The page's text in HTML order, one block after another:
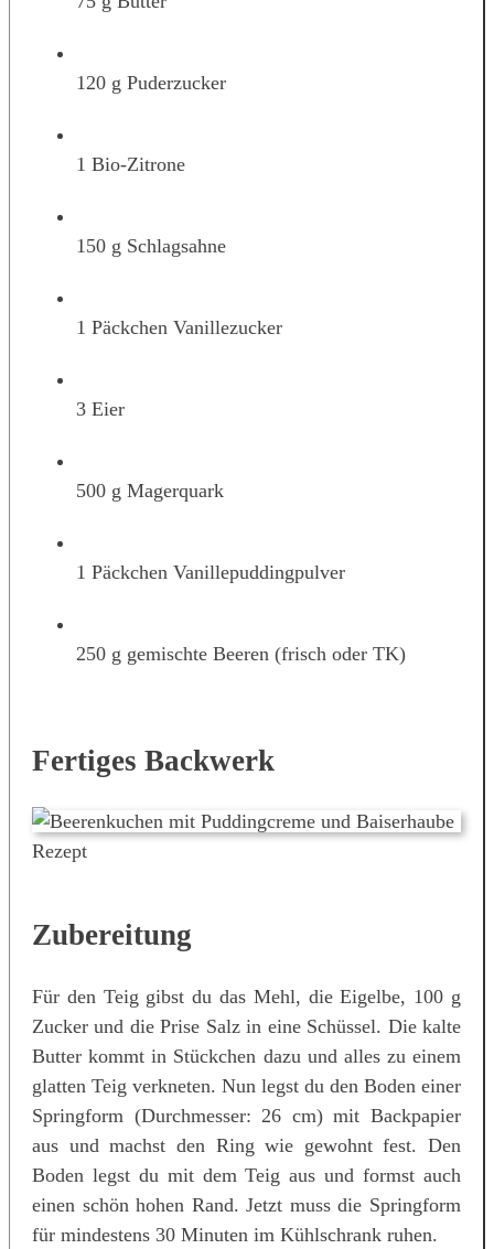
120 g Puderzucker
1 Bio-Zitrone
150 g Schlagsahne
1 Päckchen Vanillezucker
3 Eier
500 g Magerquark
1 Päckchen Vanillepuddingpulver
250 g gemischte Beeren (frisch oder TK)
Fertiges Backwerk
Zubereitung
Für den Teig gibst du das Mehl, die Eigelbe, 100 g
Zucker und die Prise Salz in eine Schüssel. Die kalte
Butter kommt in Stückchen dazu und alles zu einem
glatten Teig verkneten. Nun legst du den Boden einer
Springform (Durchmesser: 26 cm) mit Backpapier
aus und machst den Ring wie gewohnt fest. Den
Boden legst du mit dem Teig aus und formst auch
einen schön hohen Rand. Jetzt muss die Springform
für mindestens 30 Minuten im Kühlschrank ruhen.